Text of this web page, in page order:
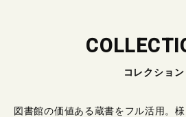
コレクション
図書館の価値ある蔵書をフル活用。